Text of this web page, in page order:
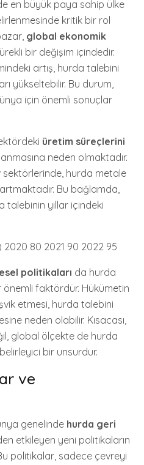
en büyük paya sahip ülke
kritik bir rol
global ekonomik
bir değişim içindedir.
artış, hurda talebini
yükseltebilir. Bu durum,
için önemli sonuçlar
üretim süreçlerini
neden olmaktadır.
hurda metale
Bu bağlamda,
talebinin yıllar içindeki
2020 80 2021 90 2022 95
politikaları da hurda
önemli faktördür. Hükümetin
etmesi, hurda talebini
neden olabilir. Kısacası,
global ölçekte de hurda
bir unsurdur.
ve
genelinde hurda geri
etkileyen yeni politikaların
politikalar, sadece çevreyi